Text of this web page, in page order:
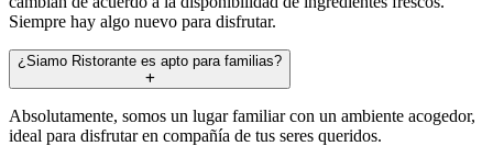
Siempre hay algo nuevo para disfrutar.
¿Siamo Ristorante es apto para familias?
Absolutamente, somos un lugar familiar con un ambiente acogedor,
ideal para disfrutar en compañía de tus seres queridos.